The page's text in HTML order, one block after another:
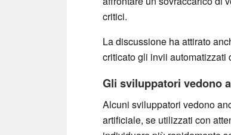
critici.
La discussione ha attirato
criticato gli invii automatizzati
Gli sviluppatori vedono
Alcuni sviluppatori vedono
artificiale, se utilizzati con